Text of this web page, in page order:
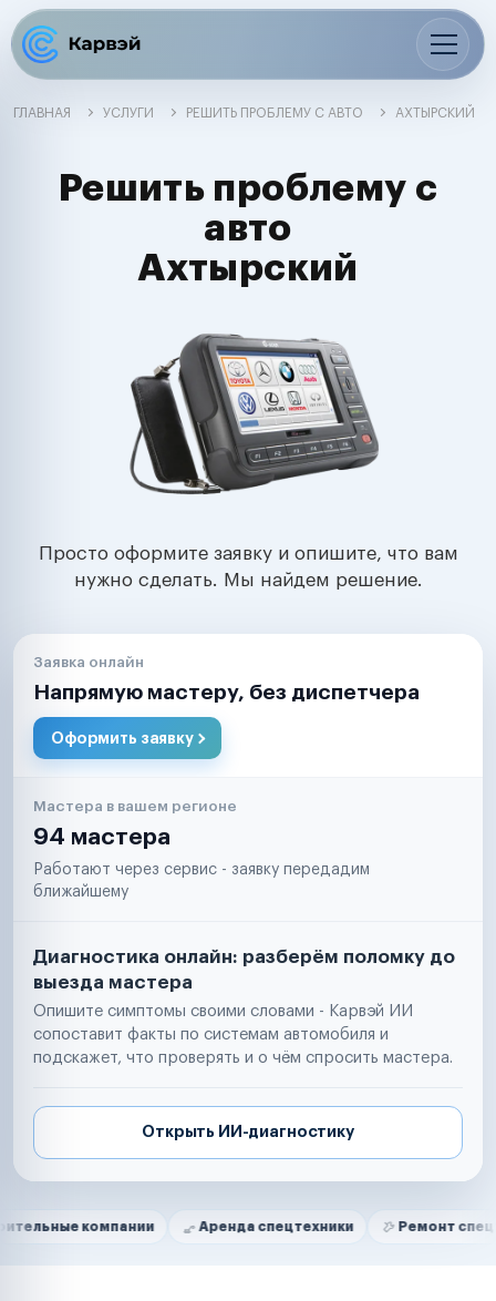
ГЛАВНАЯ УСЛУГИ РЕШИТЬ ПРОБЛЕМУ С АВТО АХТЫРСКИЙ
Решить проблему с
авто
Ахтырский
Просто оформите заявку и опишите, что вам
нужно сделать. Мы найдем решение.
Заявка онлайн
Напрямую мастеру, без диспетчера
Оформить заявку
Мастера в вашем регионе
94 мастера
Работают через сервис - заявку передадим
ближайшему
Диагностика онлайн: разберём поломку до
выезда мастера
Опишите симптомы своими словами - Карвэй ИИ
сопоставит факты по системам автомобиля и
подскажет, что проверять и о чём спросить мастера.
Открыть ИИ-диагностику
Нам доверяют
Аренда спецтехники Ремонт спецтехники
Маркетплейсы